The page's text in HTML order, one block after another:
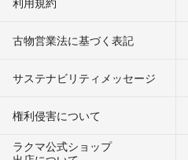
古物営業法に基づく表記
サステナビリティメッセージ
権利侵害について
ラクマ公式ショップ